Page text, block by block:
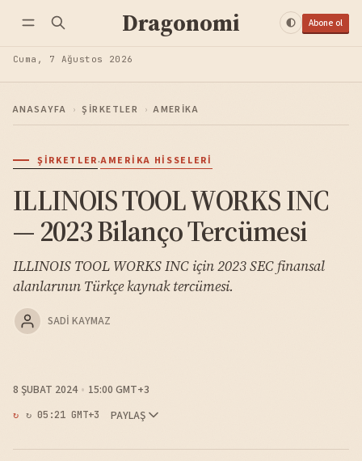
Dragonomi Abone ol
Cuma, 7 Ağustos 2026
ANASAYFA › ŞIRKETLER › AMERIKA
ŞIRKETLER·AMERIKA HISSELERI
ILLINOIS TOOL WORKS INC
— 2023 Bilanço Tercümesi
ILLINOIS TOOL WORKS INC için 2023 SEC finansal
alanlarının Türkçe kaynak tercümesi.
SADI KAYMAZ
8 ŞUBAT 2024 15:00 GMT+3
↻ 05:21 GMT+3 PAYLAŞ